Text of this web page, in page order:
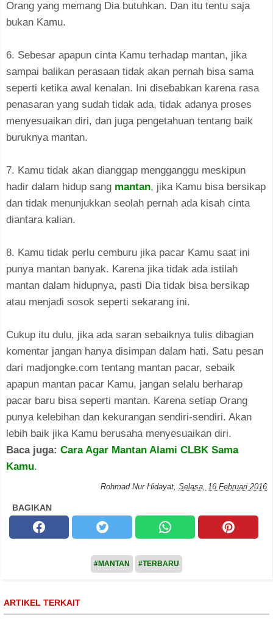
Orang yang memang Dia butuhkan. Dan itu tentu saja
bukan Kamu.
6. Sebesar apapun cinta Kamu terhadap mantan, jika
sampai balikan perasaan tidak akan pernah bisa sama
seperti ketika awal kenalan. Ini disebabkan karena rasa
penasaran yang sudah tidak ada, tidak adanya proses
menyesuaikan diri, dan juga pengetahuan tentang baik
buruknya mantan.
7. Kamu tidak akan dianggap mengganggu meskipun
hadir dalam hidup sang mantan, jika Kamu bisa bersikap
dan tidak menunjukkan seolah pernah ada kisah cinta
diantara kalian.
8. Kamu tidak perlu cemburu jika pacar Kamu saat ini
punya mantan banyak. Karena jika tidak ada istilah
mantan dalam hidupnya, pasti Dia tidak bisa bersikap
atau menjadi sosok seperti sekarang ini.
Cukup itu dulu, jika ada saran sebaiknya tulis dibagian
komentar jangan hanya disimpan dalam hati. Satu pesan
dari madjongke.com tentang mantan pacar, sebaik
apapun mantan pacar Kamu, jangan selalu berharap
pacar baru bisa seperti mantan. Karena setiap Orang
punya kelebihan dan kekurangan sendiri-sendiri. Akan
lebih baik jika Kamu berusaha menyesuaikan diri.
Baca juga: Cara Agar Mantan Alami CLBK Sama
Kamu.
Rohmad Nur Hidayat, Selasa, 16 Februari 2016
BAGIKAN
#MANTAN #TERBARU
ARTIKEL TERKAIT